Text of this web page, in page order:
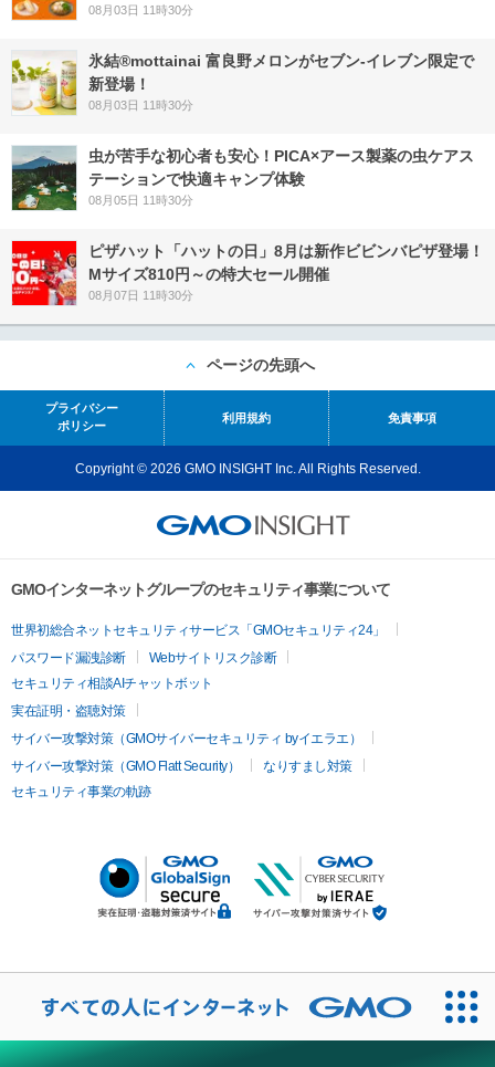
08月03日 11時30分
氷結®mottainai 富良野メロンがセブン‐イレブン限定で
新登場！
08月03日 11時30分
虫が苦手な初心者も安心！PICA×アース製薬の虫ケアス
テーションで快適キャンプ体験
08月05日 11時30分
ピザハット「ハットの日」8月は新作ビビンバピザ登場！
Mサイズ810円～の特大セール開催
08月07日 11時30分
ページの先頭へ
プライバシー
ポリシー
利用規約 免責事項
Copyright © 2026 GMO INSIGHT Inc. All Rights Reserved.
GMOインターネットグループのセキュリティ事業について
世界初総合ネットセキュリティサービス「GMOセキュリティ24」
パスワード漏洩診断
Webサイトリスク診断
セキュリティ相談AIチャットボット
実在証明・盗聴対策
サイバー攻撃対策（GMOサイバーセキュリティ byイエラエ）
サイバー攻撃対策（GMO Flatt Security）
なりすまし対策
セキュリティ事業の軌跡